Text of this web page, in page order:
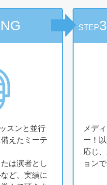
スンと並行
えたミーテ
は演者とし
ど、実績に
STEP
メデ
ー！
応じ
ョン